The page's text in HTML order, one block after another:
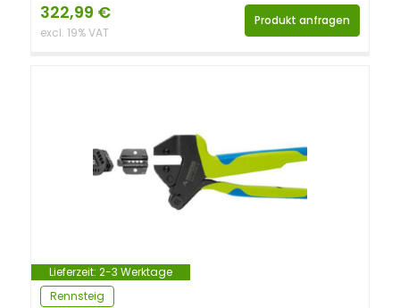
322,99 €
excl. 19% VAT
Produkt anfragen
Lieferzeit: 2-3 Werktage
Rennsteig